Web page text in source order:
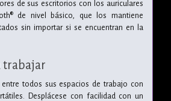
de sus escritorios con los auriculares
de nivel básico, que los mantiene
sin importar si se encuentran en la
trabajar
entre todos sus espacios de trabajo con
Desplácese con facilidad con un